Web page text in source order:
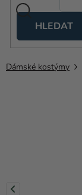
HLEDAT
stany
Kanekalon
Dámské kostýmy